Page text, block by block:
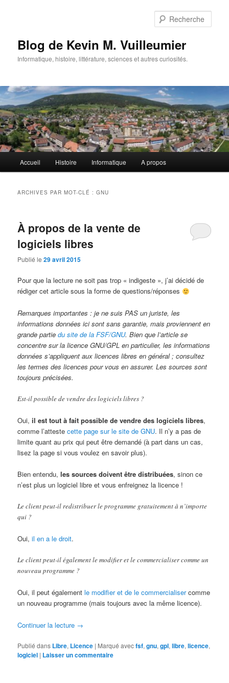
Blog de Kevin M. Vuilleumier
Informatique, histoire, littérature, sciences et autres curiosités.
principal
Accueil Histoire Informatique A propos
ARCHIVES PAR MOT-CLÉ :GNU
À propos de la vente de
logiciels libres
Publié le29 avril 2015
Pour que la lecture ne soit pas trop « indigeste », j’ai décidé de
rédiger cet article sous la forme de questions/réponses
Remarques importantes : je ne suis PAS un juriste, les
informations données ici sont sans garantie, mais proviennent en
grande partiedu site de la FSF/GNU. Bien que l’article se
concentre sur la licence GNU/GPL en particulier, les informations
données s’appliquent aux licences libres en général ; consultez
les termes des licences pour vous en assurer. Les sources sont
toujours précisées.
Est-il possible de vendre des logiciels libres ?
Oui,il est tout à fait possible de vendre des logiciels libres,
comme l’attestecette page sur le site de GNU. Il n’y a pas de
limite quant au prix qui peut être demandé (à part dans un cas,
lisez la page si vous voulez en savoir plus).
Bien entendu,les sources doivent être distribuées, sinon ce
n’est plus un logiciel libre et vous enfreignez la licence !
Le client peut-il redistribuer le programme gratuitement à n’importe
qui ?
Oui,il en a le droit.
Le client peut-il également le modifier et le commercialiser comme un
nouveau programme ?
Oui, il peut égalementle modifier et de le commercialisercomme
un nouveau programme (mais toujours avec la même licence).
Continuer la lecture →
Publié dans Libre, Licence | Marqué avecfsf,gnu,gpl,libre,licence,
logiciel | Laisser un commentaire